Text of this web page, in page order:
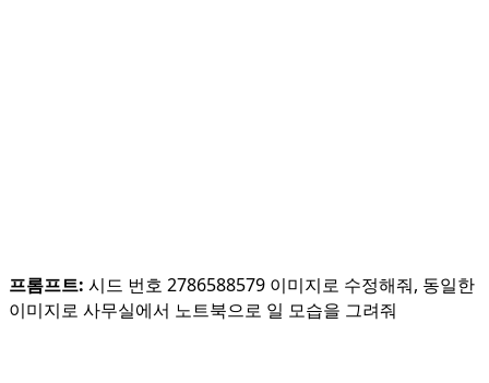
프롬프트: 시드 번호 2786588579 이미지로 수정해줘, 동일한
이미지로 사무실에서 노트북으로 일 모습을 그려줘